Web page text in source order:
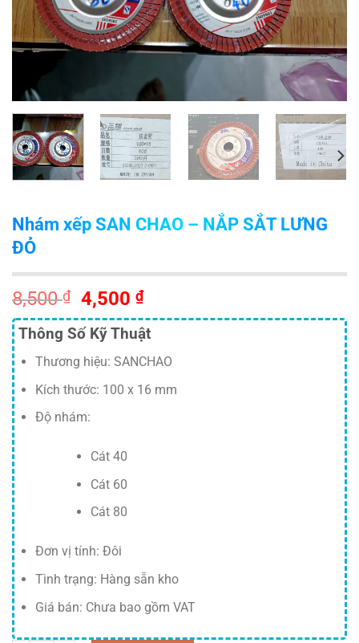
Nhám xếp SAN CHAO – NẮP SẮT LƯNG
ĐỎ
8,500₫
Giá
gốc
là:
8,500 ₫.
4,500₫Giá
hiện
tại
là:
Thông Số Kỹ Thuật
Thương hiệu: SANCHAO
Kích thước: 100 x 16 mm
Độ nhám:
Cát 40
Cát 60
Cát 80
Đơn vị tính: Đôi
Tình trạng: Hàng sẵn kho
Giá bán: Chưa bao gồm VAT